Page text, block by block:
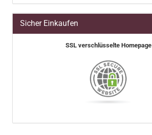
Sicher Einkaufen
SSL verschlüsselte Homepage